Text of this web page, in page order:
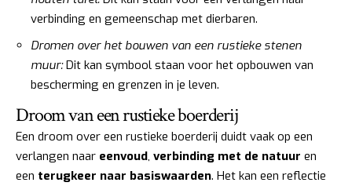
verbinding en gemeenschap met dierbaren.
Dromen over het bouwen van een rustieke stenen
muur:Dit kan symbool staan voor het opbouwen van
bescherming en grenzen in je leven.
Droom van een rustieke boerderij
Een droom over een rustieke boerderij duidt vaak op een
verlangen naar eenvoud, verbinding met de natuur en
een terugkeer naar basiswaarden. Het kan een reflectie